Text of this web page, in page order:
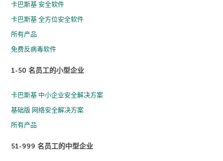
卡巴斯基 安全软件
卡巴斯基 全方位安全软件
所有产品
免费反病毒软件
1-50 名员工的小型企业
卡巴斯基 中小企业安全解决方案
基础版 网络安全解决方案
所有产品
51-999 名员工的中型企业